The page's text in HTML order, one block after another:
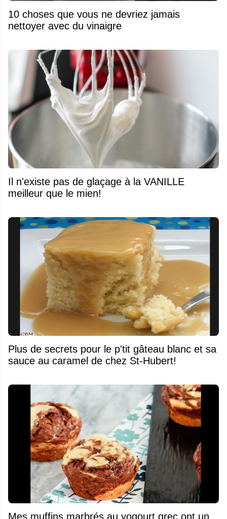
10 choses que vous ne devriez jamais
nettoyer avec du vinaigre
Il n'existe pas de glaçage à la VANILLE
meilleur que le mien!
Plus de secrets pour le p'tit gâteau blanc et sa
sauce au caramel de chez St-Hubert!
Mes muffins marbrés au yogourt grec ont un